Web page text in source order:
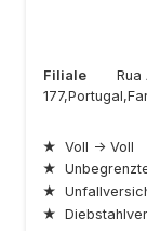
Filiale
Rua
★ Voll → Voll
★
★
★